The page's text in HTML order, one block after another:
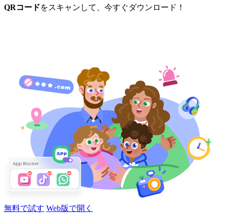
QRコードをスキャンして、今すぐダウンロード！
無料で試す Web版で開く